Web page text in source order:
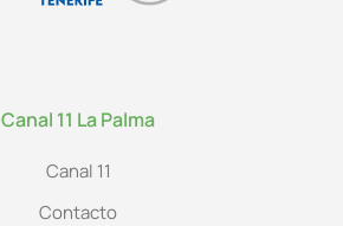
Canal 11 La Palma
Canal 11
Contacto